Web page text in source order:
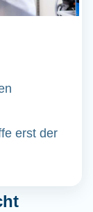
erst der